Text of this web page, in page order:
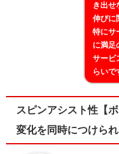
き出せ
伸びに
特にサ
に満足
サービ
らいで
スピンアシスト性【
変化を同時につけられ